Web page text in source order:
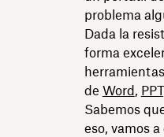
problema
Dada la
forma
de Word, PPT
Sabemos
eso, vamos